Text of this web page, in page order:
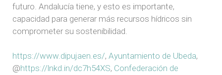
futuro. Andalucía tiene, y esto es importante,
capacidad para generar más recursos hídricos sin
comprometer su sostenibilidad.
https://www.dipujaen.es/, Ayuntamiento de Ubeda,
@https://lnkd.in/dc7h54XS, Confederación de